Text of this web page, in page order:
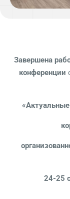
Завершена
конференции
24-25